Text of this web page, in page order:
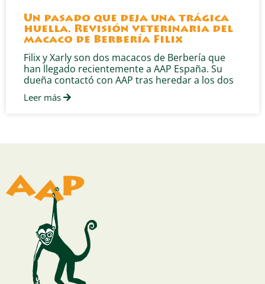
Un pasado que deja una trágica
huella. Revisión veterinaria del
macaco de Berbería Filix
Filix y Xarly son dos macacos de Berbería que
han llegado recientemente a AAP España. Su
dueña contactó con AAP tras heredar a los dos
Leer más